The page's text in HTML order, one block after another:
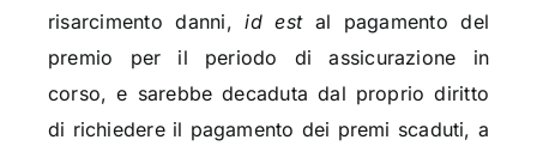
risarcimento danni,id est al pagamento del
premio per il periodo di assicurazione in
corso, e sarebbe decaduta dal proprio diritto
di richiedere il pagamento dei premi scaduti, a